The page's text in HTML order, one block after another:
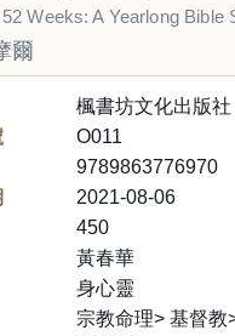
Weeks: A Yearlong Bible
爾
楓書坊文化出版社
O011
9789863776970
2021-08-06
450
黃春華
身心靈
宗教命理> 基督教